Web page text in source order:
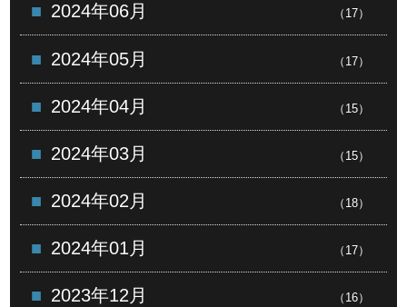
2024年06月 （17）
2024年05月 （17）
2024年04月 （15）
2024年03月 （15）
2024年02月 （18）
2024年01月 （17）
2023年12月 （16）